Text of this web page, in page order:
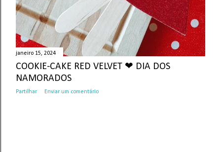
janeiro 15, 2024
COOKIE-CAKE RED VELVET ❤ DIA DOS
NAMORADOS
Partilhar Enviar um comentário